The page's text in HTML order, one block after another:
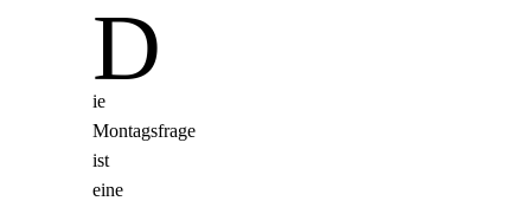
D
ie
Montagsfrage
ist
eine